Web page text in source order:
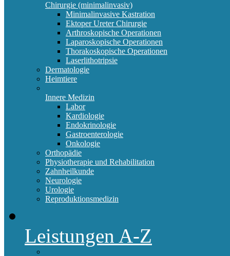
Chirurgie (minimalinvasiv)
Minimalinvasive Kastration
Ektoper Ureter Chirurgie
Arthroskopische Operationen
Laparoskopische Operationen
Thorakoskopische Operationen
Laserlithotripsie
Dermatologie
Heimtiere
Innere Medizin
Labor
Kardiologie
Endokrinologie
Gastroenterologie
Onkologie
Orthopädie
Physiotherapie und Rehabilitation
Zahnheilkunde
Neurologie
Urologie
Reproduktionsmedizin
Leistungen A-Z